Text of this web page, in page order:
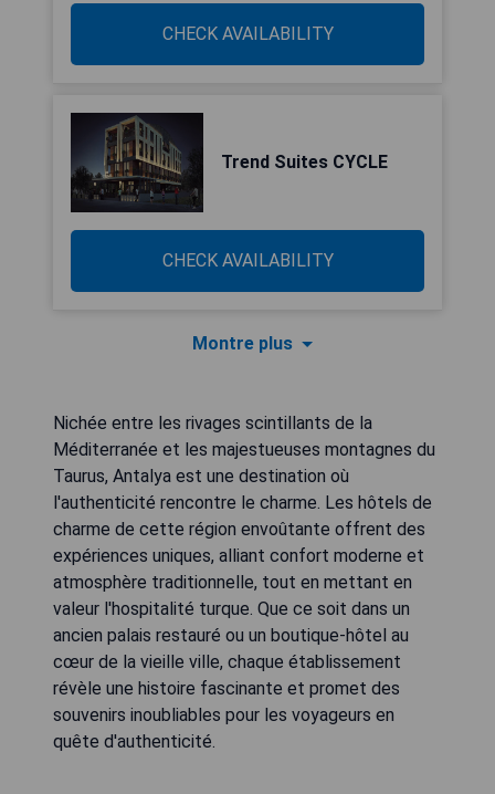
CHECK AVAILABILITY
Trend Suites CYCLE
CHECK AVAILABILITY
Montre plus
Nichée entre les rivages scintillants de la
Méditerranée et les majestueuses montagnes du
Taurus, Antalya est une destination où
l'authenticité rencontre le charme. Les hôtels de
charme de cette région envoûtante offrent des
expériences uniques, alliant confort moderne et
atmosphère traditionnelle, tout en mettant en
valeur l'hospitalité turque. Que ce soit dans un
ancien palais restauré ou un boutique-hôtel au
cœur de la vieille ville, chaque établissement
révèle une histoire fascinante et promet des
souvenirs inoubliables pour les voyageurs en
quête d'authenticité.